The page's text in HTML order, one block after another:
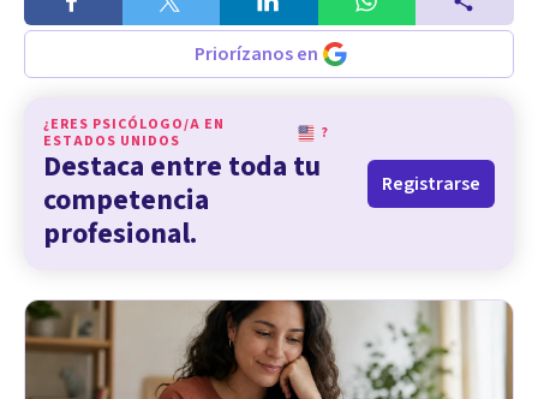
Priorízanos en
¿ERES PSICÓLOGO/A EN
ESTADOS UNIDOS
?
Destaca entre toda tu
competencia
profesional.
Registrarse